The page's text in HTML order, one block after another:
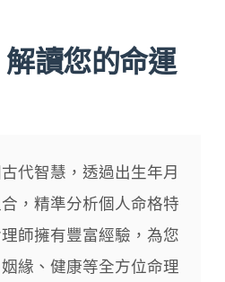
讀您的命運
代智慧，透過出生年月
，精準分析個人命格特
師擁有豐富經驗，為您
緣、健康等全方位命理